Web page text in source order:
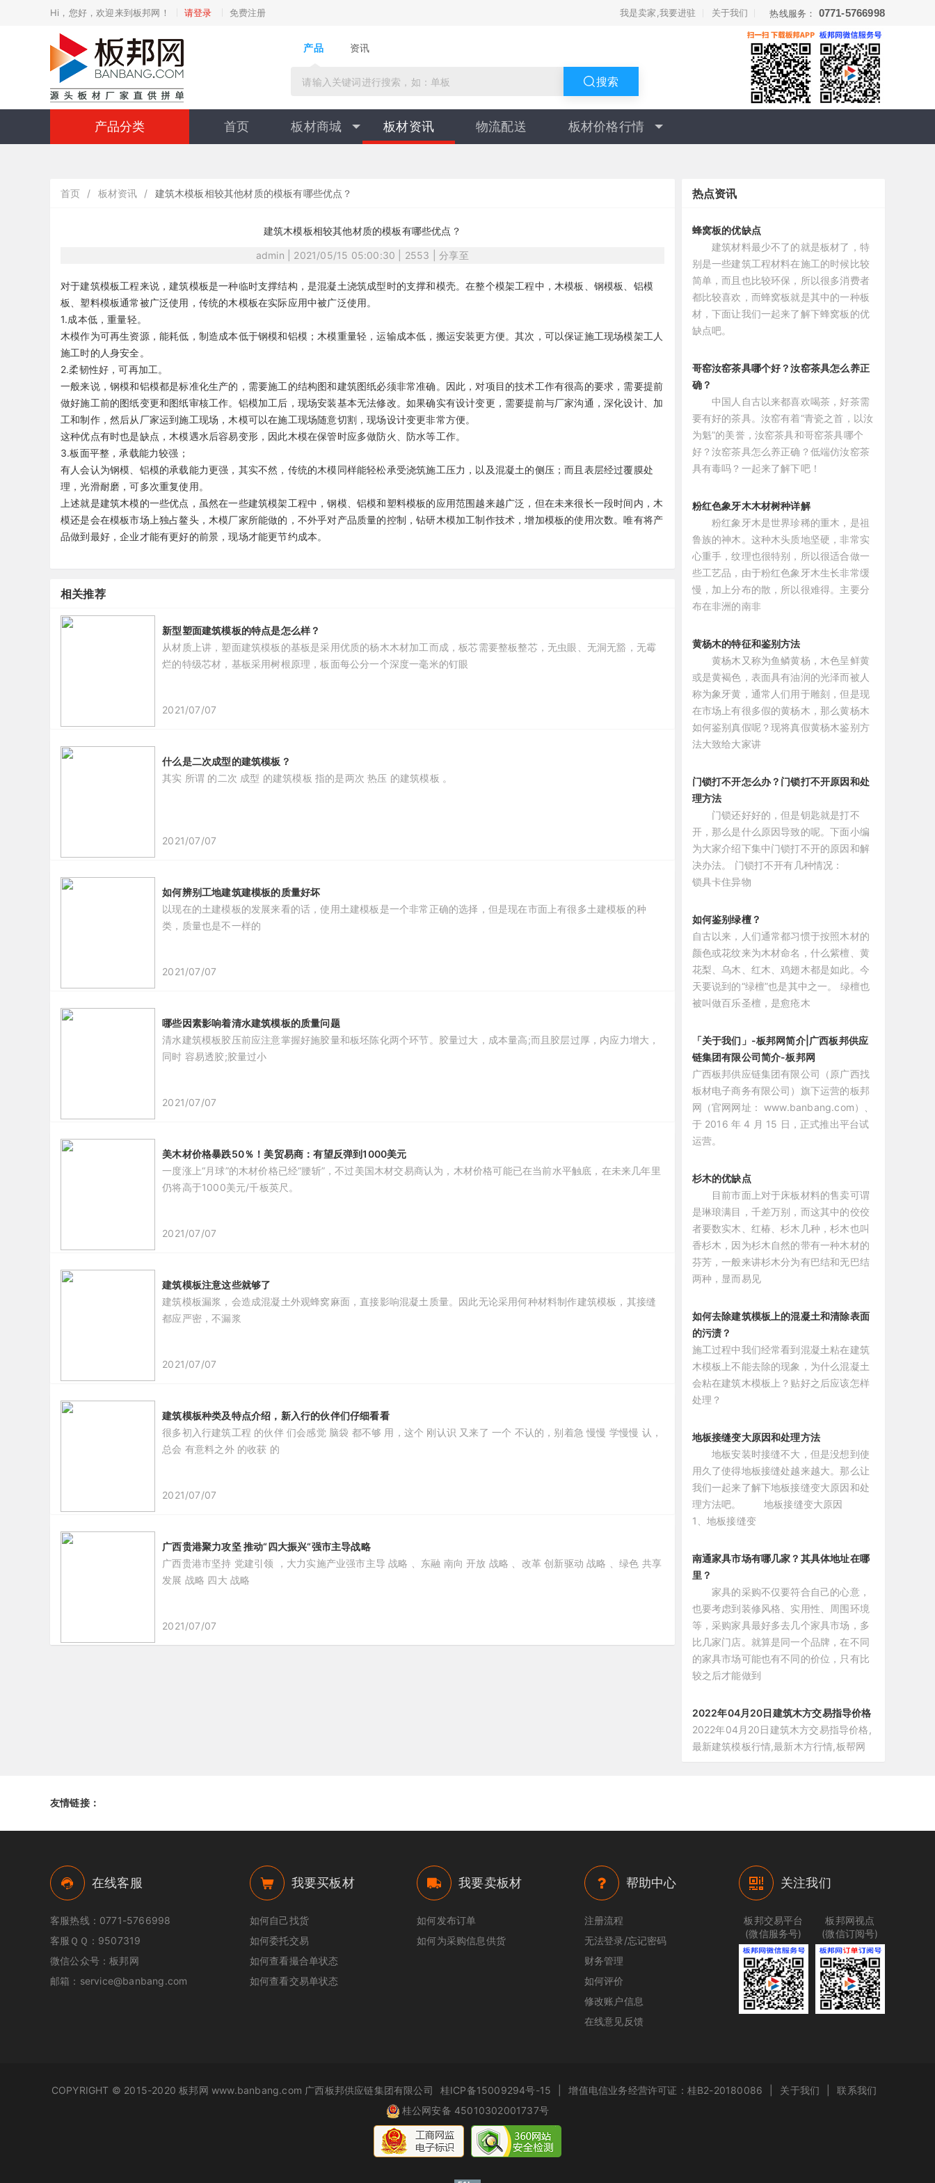
Hi，您好，欢迎来到板邦网！ 请登录 免费注册 我是卖家,我要进驻 关于我们 热线服务： 0771-5766998
产品 资讯
搜索
产品分类 首页 板材商城 板材资讯 物流配送 板材价格行情
首页 / 板材资讯 / 建筑木模板相较其他材质的模板有哪些优点？
建筑木模板相较其他材质的模板有哪些优点？
admin | 2021/05/15 05:00:30 | 2553 | 分享至
对于建筑模板工程来说，建筑模板是一种临时支撑结构，是混凝土浇筑成型时的支撑和模壳。在整个模架工程中，木模板、钢模板、铝模
板、塑料模板通常被广泛使用，传统的木模板在实际应用中被广泛使用。
1.成本低，重量轻。
木模作为可再生资源，能耗低，制造成本低于钢模和铝模；木模重量轻，运输成本低，搬运安装更方便。其次，可以保证施工现场模架工人
施工时的人身安全。
2.柔韧性好，可再加工。
一般来说，钢模和铝模都是标准化生产的，需要施工的结构图和建筑图纸必须非常准确。因此，对项目的技术工作有很高的要求，需要提前
做好施工前的图纸变更和图纸审核工作。铝模加工后，现场安装基本无法修改。如果确实有设计变更，需要提前与厂家沟通，深化设计、加
工和制作，然后从厂家运到施工现场，木模可以在施工现场随意切割，现场设计变更非常方便。
这种优点有时也是缺点，木模遇水后容易变形，因此木模在保管时应多做防火、防水等工作。
3.板面平整，承载能力较强；
有人会认为钢模、铝模的承载能力更强，其实不然，传统的木模同样能轻松承受浇筑施工压力，以及混凝土的侧压；而且表层经过覆膜处
理，光滑耐磨，可多次重复使用。
上述就是建筑木模的一些优点，虽然在一些建筑模架工程中，钢模、铝模和塑料模板的应用范围越来越广泛，但在未来很长一段时间内，木
模还是会在模板市场上独占鳌头，木模厂家所能做的，不外乎对产品质量的控制，钻研木模加工制作技术，增加模板的使用次数。唯有将产
品做到最好，企业才能有更好的前景，现场才能更节约成本。
相关推荐
新型塑面建筑模板的特点是怎么样？
从材质上讲，塑面建筑模板的基板是采用优质的杨木木材加工而成，板芯需要整板整芯，无虫眼、无洞无豁，无霉
烂的特级芯材，基板采用树根原理，板面每公分一个深度一毫米的钉眼
2021/07/07
什么是二次成型的建筑模板？
其实 所谓 的二次 成型 的建筑模板 指的是两次 热压 的建筑模板 。
2021/07/07
如何辨别工地建筑建模板的质量好坏
​以现在的土建模板的发展来看的话，使用土建模板是一个非常正确的选择，但是现在市面上有很多土建模板的种
类，质量也是不一样的
2021/07/07
哪些因素影响着清水建筑模板的质量问题
清水建筑模板胶压前应注意掌握好施胶量和板坯陈化两个环节。胶量过大，成本量高;而且胶层过厚，内应力增大，
同时 容易透胶;胶量过小
2021/07/07
美木材价格暴跌50％！美贸易商：有望反弹到1000美元
​一度涨上“月球”的木材价格已经“腰斩”，不过美国木材交易商认为，木材价格可能已在当前水平触底，在未来几年里
仍将高于1000美元/千板英尺。
2021/07/07
建筑模板注意这些就够了
建筑模板漏浆，会造成混凝土外观蜂窝麻面，直接影响混凝土质量。因此无论采用何种材料制作建筑模板，其接缝
都应严密，不漏浆
2021/07/07
建筑模板种类及特点介绍，新入行的伙伴们仔细看看
很多初入行建筑工程 的伙伴 们会感觉 脑袋 都不够 用，这个 刚认识 又来了 一个 不认的，别着急 慢慢 学慢慢 认，
总会 有意料之外 的收获 的
2021/07/07
广西贵港聚力攻坚 推动“四大振兴“强市主导战略
广西贵港市坚持 党建引领 ，大力实施产业强市主导 战略 、东融 南向 开放 战略 、改革 创新驱动 战略 、绿色 共享
发展 战略 四大 战略
2021/07/07
热点资讯
蜂窝板的优缺点
建筑材料最少不了的就是板材了，特
别是一些建筑工程材料在施工的时候比较
简单，而且也比较环保，所以很多消费者
都比较喜欢，而蜂窝板就是其中的一种板
材，下面让我们一起来了解下蜂窝板的优
缺点吧。
哥窑汝窑茶具哪个好？汝窑茶具怎么养正
确？
中国人自古以来都喜欢喝茶，好茶需
要有好的茶具。汝窑有着“青瓷之首，以汝
为魁”的美誉，汝窑茶具和哥窑茶具哪个
好？汝窑茶具怎么养正确？低端仿汝窑茶
具有毒吗？一起来了解下吧！
粉红色象牙木木材树种详解
粉红象牙木是世界珍稀的重木，是祖
鲁族的神木。这种木头质地坚硬，非常实
心重手，纹理也很特别，所以很适合做一
些工艺品，由于粉红色象牙木生长非常缓
慢，加上分布的散，所以很难得。主要分
布在非洲的南非
黄杨木的特征和鉴别方法
黄杨木又称为鱼鳞黄杨，木色呈鲜黄
或是黄褐色，表面具有油润的光泽而被人
称为象牙黄，通常人们用于雕刻，但是现
在市场上有很多假的黄杨木，那么黄杨木
如何鉴别真假呢？现将真假黄杨木鉴别方
法大致给大家讲
门锁打不开怎么办？门锁打不开原因和处
理方法
门锁还好好的，但是钥匙就是打不
开，那么是什么原因导致的呢。下面小编
为大家介绍下集中门锁打不开的原因和解
决办法。 门锁打不开有几种情况：
锁具卡住异物
如何鉴别绿檀？
自古以来，人们通常都习惯于按照木材的
颜色或花纹来为木材命名，什么紫檀、黄
花梨、乌木、红木、鸡翅木都是如此。今
天要说到的“绿檀”也是其中之一。 绿檀也
被叫做百乐圣檀，是愈疮木
「关于我们」-板邦网简介|广西板邦供应
链集团有限公司简介-板邦网
广西板邦供应链集团有限公司（原广西找
板材电子商务有限公司）旗下运营的板邦
网（官网网址： www.banbang.com）、
于 2016 年 4 月 15 日，正式推出平台试
运营。
杉木的优缺点
目前市面上对于床板材料的售卖可谓
是琳琅满目，千差万别，而这其中的佼佼
者要数实木、红椿、杉木几种，杉木也叫
香杉木，因为杉木自然的带有一种木材的
芬芳，一般来讲杉木分为有巴结和无巴结
两种，显而易见
如何去除建筑模板上的混凝土和清除表面
的污渍？
施工过程中我们经常看到混凝土粘在建筑
木模板上不能去除的现象，为什么混凝土
会粘在建筑木模板上？贴好之后应该怎样
处理？
地板接缝变大原因和处理方法
地板安装时接缝不大，但是没想到使
用久了使得地板接缝处越来越大。那么让
我们一起来了解下地板接缝变大原因和处
理方法吧。 地板接缝变大原因
1、地板接缝变
南通家具市场有哪几家？其具体地址在哪
里？
家具的采购不仅要符合自己的心意，
也要考虑到装修风格、实用性、周围环境
等，采购家具最好多去几个家具市场，多
比几家门店。就算是同一个品牌，在不同
的家具市场可能也有不同的价位，只有比
较之后才能做到
2022年04月20日建筑木方交易指导价格
2022年04月20日建筑木方交易指导价格,
最新建筑模板行情,最新木方行情,板帮网
友情链接：
在线客服
客服热线：0771-5766998
客服ＱＱ：9507319
微信公众号：板邦网
邮箱：service@banbang.com
我要买板材
如何自己找货
如何委托交易
如何查看撮合单状态
如何查看交易单状态
我要卖板材
如何发布订单
如何为采购信息供货
帮助中心
注册流程
无法登录/忘记密码
财务管理
如何评价
修改账户信息
在线意见反馈
关注我们
板邦交易平台
(微信服务号)
板邦网视点
(微信订阅号)
COPYRIGHT © 2015-2020 板邦网 www.banbang.com 广西板邦供应链集团有限公司 桂ICP备15009294号-15 增值电信业务经营许可证：桂B2-20180086 关于我们
联系我们
桂公网安备 45010302001737号